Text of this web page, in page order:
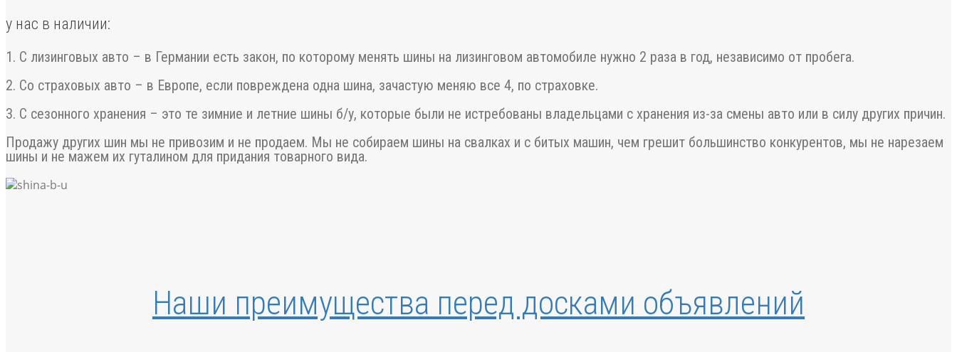
у нас в наличии:
1. C лизинговых авто – в Германии есть закон, по которому менять шины на лизинговом автомобиле нужно 2 раза в год, независимо от пробега.
2. Cо страховых авто – в Европе, если повреждена одна шина, зачастую меняю все 4, по страховке.
3. C сезонного хранения – это те зимние и летние шины б/у, которые были не истребованы владельцами с хранения из-за смены авто или в силу других причин.
Продажу других шин мы не привозим и не продаем. Мы не собираем шины на свалках и с битых машин, чем грешит большинство конкурентов, мы не нарезаем
шины и не мажем их гуталином для придания товарного вида.
Наши преимущества перед досками объявлений